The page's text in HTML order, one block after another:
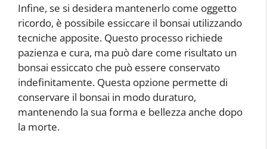
Infine, se si desidera mantenerlo come oggetto
ricordo, è possibile essiccare il bonsai utilizzando
tecniche apposite. Questo processo richiede
pazienza e cura, ma può dare come risultato un
bonsai essiccato che può essere conservato
indefinitamente. Questa opzione permette di
conservare il bonsai in modo duraturo,
mantenendo la sua forma e bellezza anche dopo
la morte.